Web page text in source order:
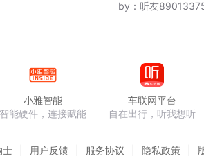
by： 听友
小雅智能
智能硬件，连接赋能
车联网平台
自在出行，听我想听
士 用户反馈 服务协议 隐私政策